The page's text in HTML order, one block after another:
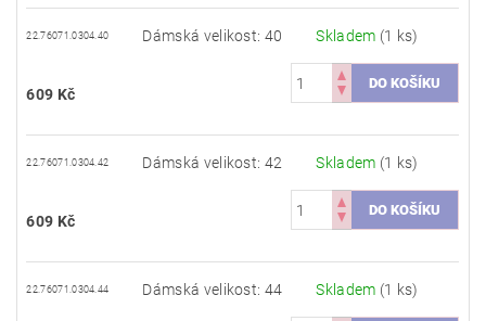
22.76071.0304.40 Dámská velikost: 40 Skladem (1 ks)
609 Kč
22.76071.0304.42 Dámská velikost: 42 Skladem (1 ks)
609 Kč
22.76071.0304.44 Dámská velikost: 44 Skladem (1 ks)